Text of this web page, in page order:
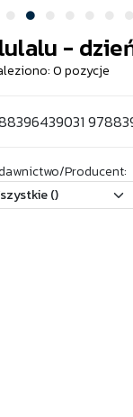
-
0 pozycje
Producent: